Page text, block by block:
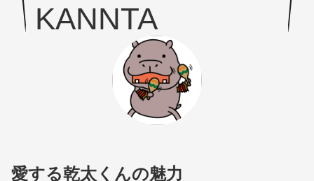
KANNTA
愛する乾太くんの魅力